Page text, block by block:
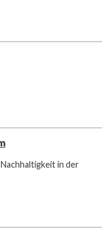
in der